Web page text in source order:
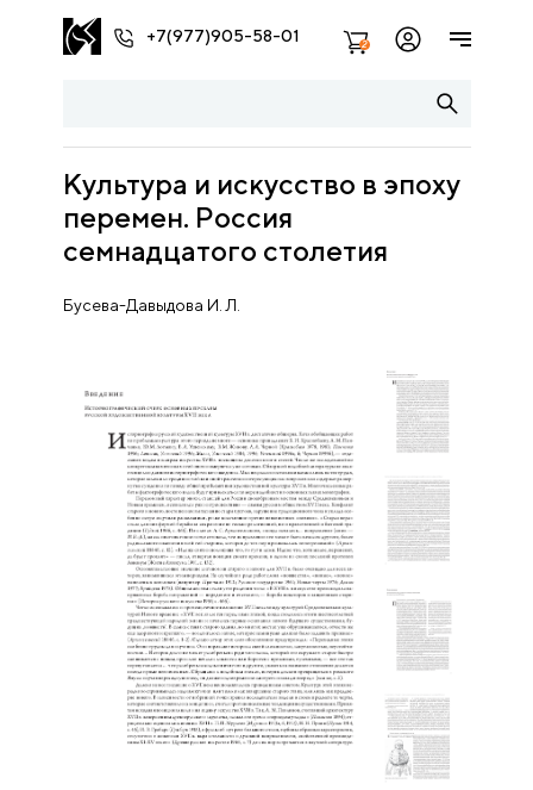
+7(977)905-58-01 2
Культура и искусство в эпоху
перемен. Россия
семнадцатого столетия
Бусева-Давыдова И. Л.